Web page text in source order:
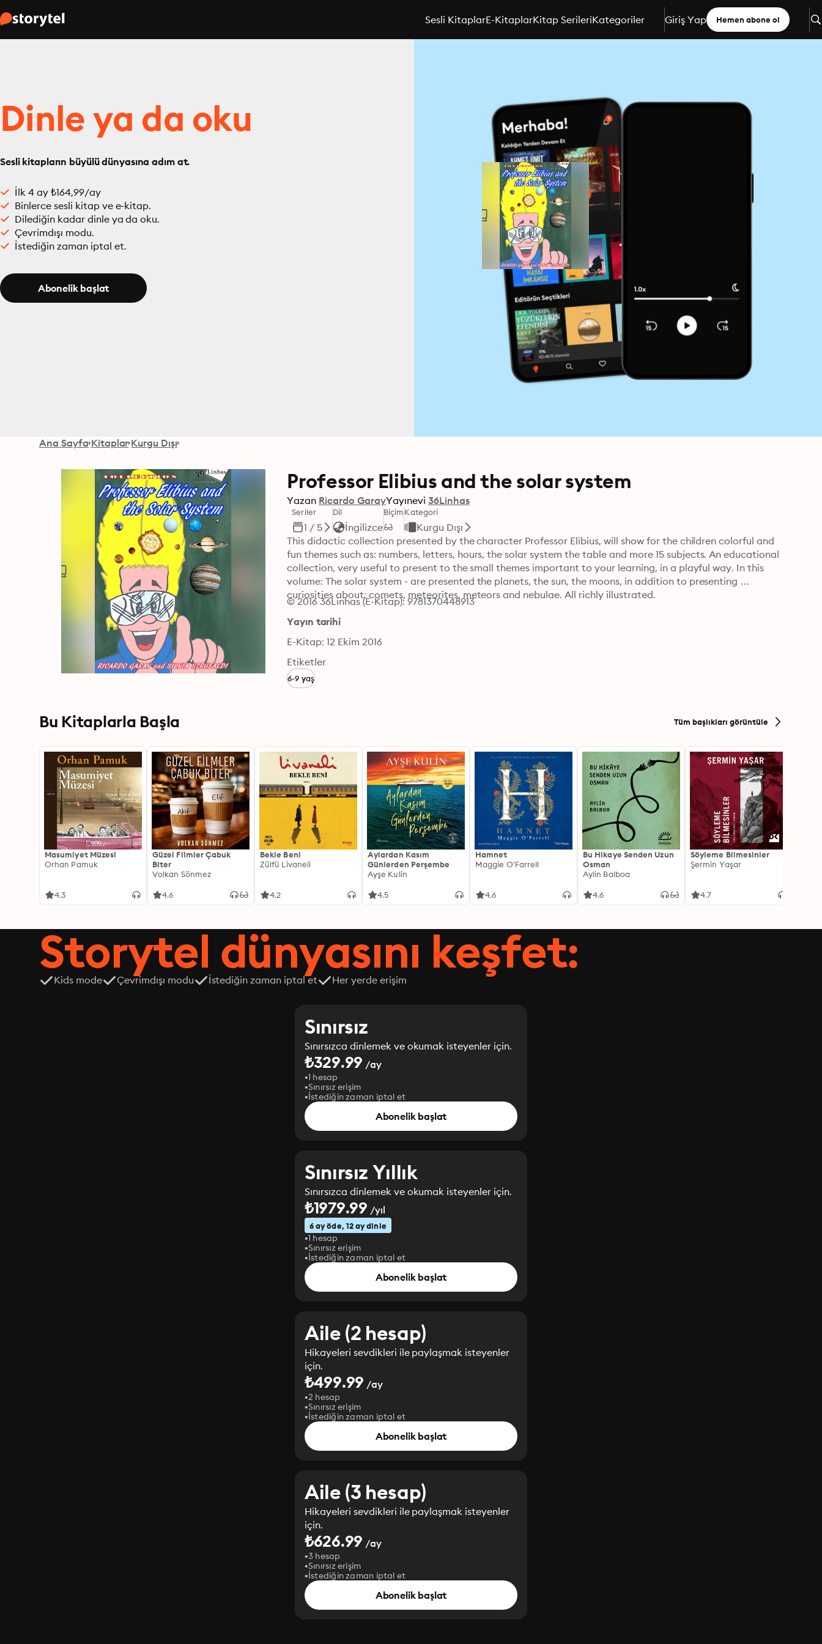
Sesli KitaplarE-KitaplarKitap SerileriKategoriler Giriş Yap Hemen abone ol
Dinle ya da oku
Sesli kitapların büyülü dünyasına adım at.
İlk 4 ay ₺164,99/ay
Binlerce sesli kitap ve e-kitap.
Dilediğin kadar dinle ya da oku.
Çevrimdışı modu.
İstediğin zaman iptal et.
Abonelik başlat
Ana Sayfa Kitaplar Kurgu Dışı
Professor Elibius and the solar system
Yazan Ricardo GarayYayınevi 36Linhas
Seriler
1 / 5
Dil
İngilizce
BiçimKategori
Kurgu Dışı
This didactic collection presented by the character Professor Elibius, will show for the children colorful and
fun themes such as: numbers, letters, hours, the solar system the table and more 15 subjects. An educational
collection, very useful to present to the small themes important to your learning, in a playful way. In this
volume: The solar system - are presented the planets, the sun, the moons, in addition to presenting
curiosities about: comets, meteorites, meteors and nebulae. All richly illustrated.
© 2016 36Linhas (E-Kitap): 9781370448913
Yayın tarihi
E-Kitap: 12 Ekim 2016
Etiketler
6-9 yaş
Bu Kitaplarla Başla Tüm başlıkları görüntüle
Masumiyet Müzesi
Orhan Pamuk
4.3
Güzel Filmler Çabuk
Biter
Volkan Sönmez
4.6
Bekle Beni
Zülfü Livaneli
4.2
Aylardan Kasım
Günlerden Perşembe
Ayşe Kulin
4.5
Hamnet
Maggie O'Farrell
4.6
Bu Hikaye Senden Uzun
Osman
Aylin Balboa
4.6
Söyleme Bilmesinler
Şermin Yaşar
4.7
Storytel dünyasını keşfet:
Kids mode Çevrimdışı modu İstediğin zaman iptal et Her yerde erişim
Sınırsız
Sınırsızca dinlemek ve okumak isteyenler için.
₺329.99 /ay
1 hesap
Sınırsız erişim
İstediğin zaman iptal et
Abonelik başlat
Sınırsız Yıllık
Sınırsızca dinlemek ve okumak isteyenler için.
₺1979.99 /yıl
6 ay öde, 12 ay dinle
1 hesap
Sınırsız erişim
İstediğin zaman iptal et
Abonelik başlat
Aile (2 hesap)
Hikayeleri sevdikleri ile paylaşmak isteyenler
için.
₺499.99 /ay
2 hesap
Sınırsız erişim
İstediğin zaman iptal et
Abonelik başlat
Aile (3 hesap)
Hikayeleri sevdikleri ile paylaşmak isteyenler
için.
₺626.99 /ay
3 hesap
Sınırsız erişim
İstediğin zaman iptal et
Abonelik başlat